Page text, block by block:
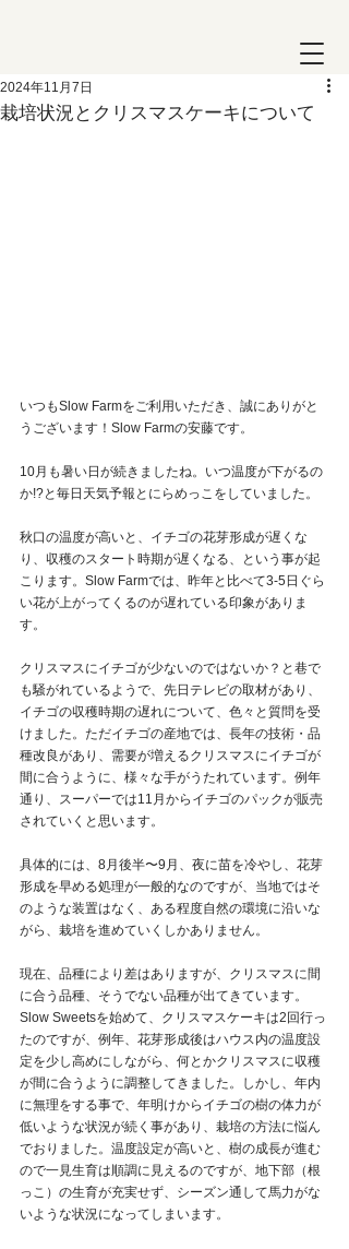
栽培状況とクリスマスケーキについて
2024年11月7日
いつもSlow Farmをご利用いただき、誠にありがと
うございます！Slow Farmの安藤です。
10月も暑い日が続きましたね。いつ温度が下がるの
か!?と毎日天気予報とにらめっこをしていました。
秋口の温度が高いと、イチゴの花芽形成が遅くな
り、収穫のスタート時期が遅くなる、という事が起
こります。Slow Farmでは、昨年と比べて3-5日ぐら
い花が上がってくるのが遅れている印象がありま
す。
クリスマスにイチゴが少ないのではないか？と巷で
も騒がれているようで、先日テレビの取材があり、
イチゴの収穫時期の遅れについて、色々と質問を受
けました。ただイチゴの産地では、長年の技術・品
種改良があり、需要が増えるクリスマスにイチゴが
間に合うように、様々な手がうたれています。例年
通り、スーパーでは11月からイチゴのパックが販売
されていくと思います。
具体的には、8月後半〜9月、夜に苗を冷やし、花芽
形成を早める処理が一般的なのですが、当地ではそ
のような装置はなく、ある程度自然の環境に沿いな
がら、栽培を進めていくしかありません。
現在、品種により差はありますが、クリスマスに間
に合う品種、そうでない品種が出てきています。
Slow Sweetsを始めて、クリスマスケーキは2回行っ
たのですが、例年、花芽形成後はハウス内の温度設
定を少し高めにしながら、何とかクリスマスに収穫
が間に合うように調整してきました。しかし、年内
に無理をする事で、年明けからイチゴの樹の体力が
低いような状況が続く事があり、栽培の方法に悩ん
でおりました。温度設定が高いと、樹の成長が進む
ので一見生育は順調に見えるのですが、地下部（根
っこ）の生育が充実せず、シーズン通して馬力がな
いような状況になってしまいます。